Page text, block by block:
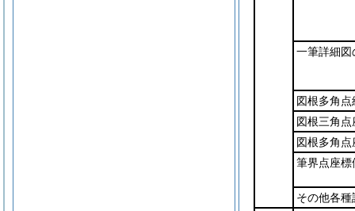
一筆詳細図
図根多角
図根三角
図根多角
筆界点座標
その他各